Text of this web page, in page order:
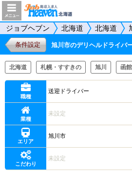
ジョブヘブン 北海道 北海道
条件設定 旭川市のデリヘルドライバ
北海道 札幌・すすきの 旭川 函館
職種
送迎ドライバー
業種
未設定
エリア
旭川市
こだわり
未設定